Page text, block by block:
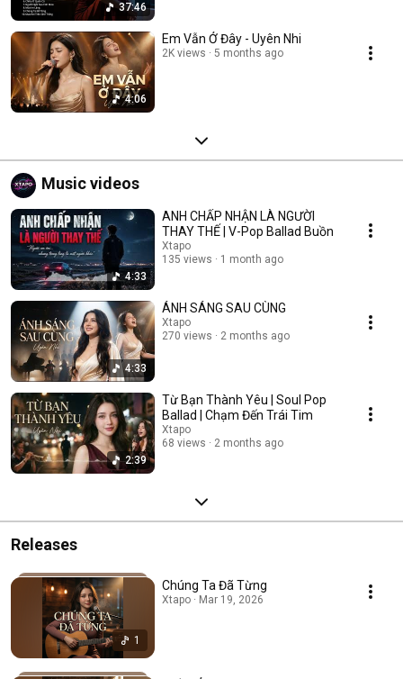
37:46
4:06
Em Vẫn Ở Đây - Uyên Nhi
2K views 5 months ago
Music videos
4:33
ANH CHẤP NHẬN LÀ NGƯỜI
THAY THẾ | V-Pop Ballad Buồn
Xtapo
135 views
1 month ago
4:33
ÁNH SÁNG SAU CÙNG
Xtapo
270 views
2 months ago
2:39
Từ Bạn Thành Yêu | Soul Pop
Ballad | Chạm Đến Trái Tim
Xtapo
68 views
2 months ago
Releases
1
Chúng Ta Đã Từng
Xtapo · Mar 19, 2026